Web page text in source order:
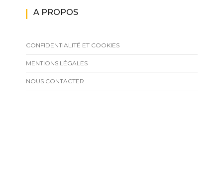
A PROPOS
CONFIDENTIALITÉ ET COOKIES
MENTIONS LÉGALES
NOUS CONTACTER